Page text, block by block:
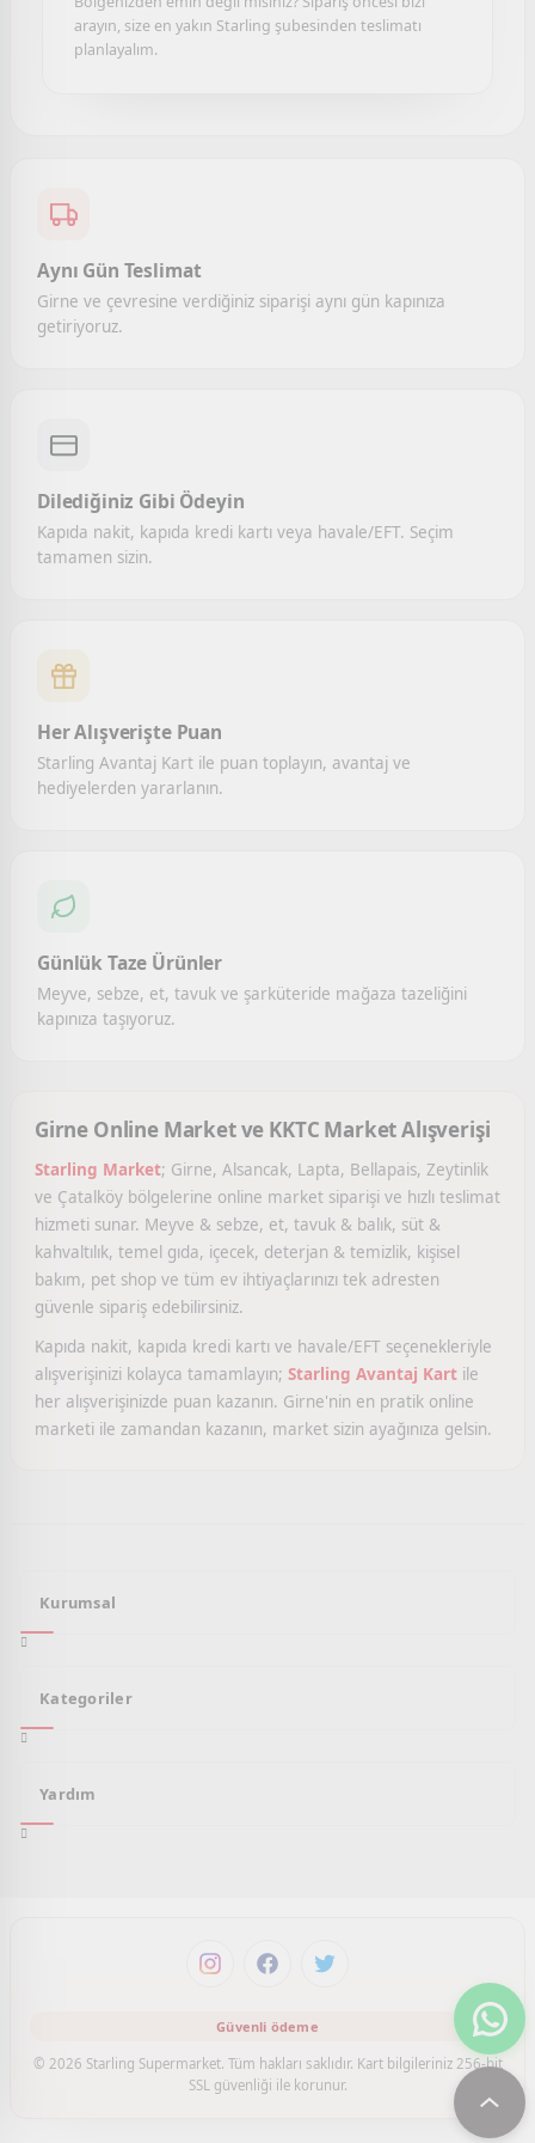
arayın, size en yakın Starling şubesinden teslimatı
planlayalım.
Aynı Gün Teslimat
Girne ve çevresine verdiğiniz siparişi aynı gün kapınıza
getiriyoruz.
Dilediğiniz Gibi Ödeyin
Kapıda nakit, kapıda kredi kartı veya havale/EFT. Seçim
tamamen sizin.
Her Alışverişte Puan
Starling Avantaj Kart ile puan toplayın, avantaj ve
hediyelerden yararlanın.
Günlük Taze Ürünler
Meyve, sebze, et, tavuk ve şarküteride mağaza tazeliğini
kapınıza taşıyoruz.
Girne Online Market ve KKTC Market Alışverişi
Starling Market; Girne, Alsancak, Lapta, Bellapais, Zeytinlik
ve Çatalköy bölgelerine online market siparişi ve hızlı teslimat
hizmeti sunar. Meyve & sebze, et, tavuk & balık, süt &
kahvaltılık, temel gıda, içecek, deterjan & temizlik, kişisel
bakım, pet shop ve tüm ev ihtiyaçlarınızı tek adresten
güvenle sipariş edebilirsiniz.
Kapıda nakit, kapıda kredi kartı ve havale/EFT seçenekleriyle
alışverişinizi kolayca tamamlayın; Starling Avantaj Kart ile
her alışverişinizde puan kazanın. Girne'nin en pratik online
marketi ile zamandan kazanın, market sizin ayağınıza gelsin.
Kurumsal
Kategoriler
Yardım
© 2026 Starling Supermarket. Tüm hakları saklıdır. Kart bilgileriniz 256-bit
SSL güvenliği ile korunur.